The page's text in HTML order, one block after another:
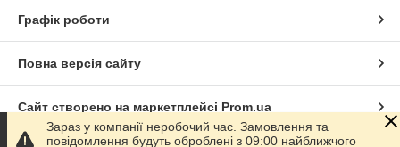
Графік роботи
Повна версія сайту
Сайт створено на маркетплейсі Prom.ua
Зараз у компанії неробочий час. Замовлення та
повідомлення будуть оброблені з 09:00 найближчого